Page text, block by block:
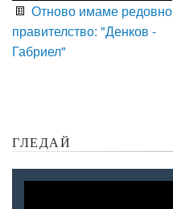
Отново имаме редовно
правителство: "Денков -
Габриел"
ГЛЕДАЙ